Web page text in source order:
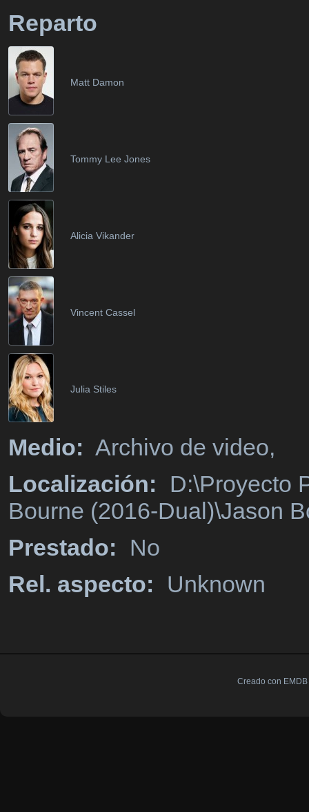
Reparto
Matt Damon
Tommy Lee Jones
Alicia Vikander
Vincent Cassel
Julia Stiles
Medio: Archivo de video,
Localización:
D:\Proyecto
Bourne (2016-Dual)\Jason
Prestado:
No
Rel. aspecto:
Unknown
Creado con